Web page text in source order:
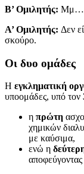
Β’ Ομιλητής: Μμ…
Α’ Ομιλητής: Δεν
σκούρο.
Οι δυο ομάδες
Η εγκληματική
υποομάδες, υπό τον
η πρώτη
χημικών
με καύσιμα,
ενώ η